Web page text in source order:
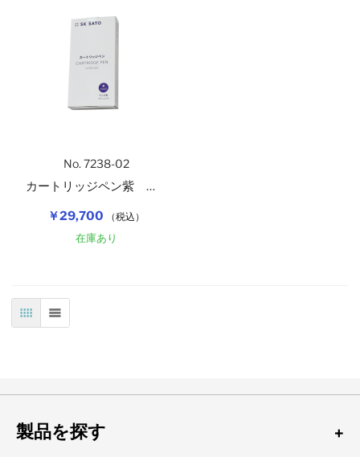
￥29,700 （税込）
No. 7238-02
カートリッジペン紫 １２本入
在庫あり
表 リスト
製品を探す